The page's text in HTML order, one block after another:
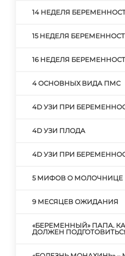
14 НЕДЕЛЯ
15 НЕДЕЛЯ
16 НЕДЕЛЯ
4 ОСНОВНЫХ ВИДА ПМС
4D УЗИ ПРИ
4D УЗИ ПЛОДА
4D УЗИ ПРИ
5 МИФОВ О МОЛОЧНИЦЕ
9 МЕСЯЦЕВ ОЖИДАНИЯ
«БЕРЕМЕННЫЙ» ПАПА.
ДОЛЖЕН